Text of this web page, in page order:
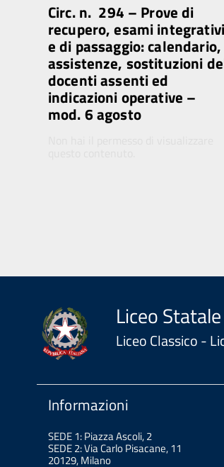
Circ. n. 294 – Prove di
recupero, esami integrativi
e di passaggio: calendario,
assistenze, sostituzioni
docenti assenti ed
indicazioni operative –
mod. 6 agosto
Liceo
Liceo Classico -
Informazioni
SEDE 1: Piazza Ascoli, 2
SEDE 2: Via Carlo Pisacane, 11
20129, Milano